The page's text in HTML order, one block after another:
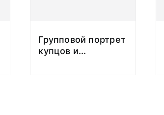
Групповой портрет
купцов и...